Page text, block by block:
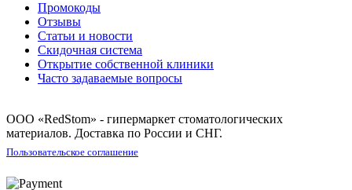
Промокоды
Отзывы
Статьи и новости
Скидочная система
Открытие собственной клиники
Часто задаваемые вопросы
ООО «RedStom» - гипермаркет стоматологических
материалов. Доставка по России и СНГ.
Пользовательское соглашение